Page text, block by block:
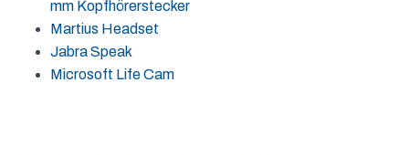
mm Kopfhörerstecker
Martius Headset
Jabra Speak
Microsoft Life Cam